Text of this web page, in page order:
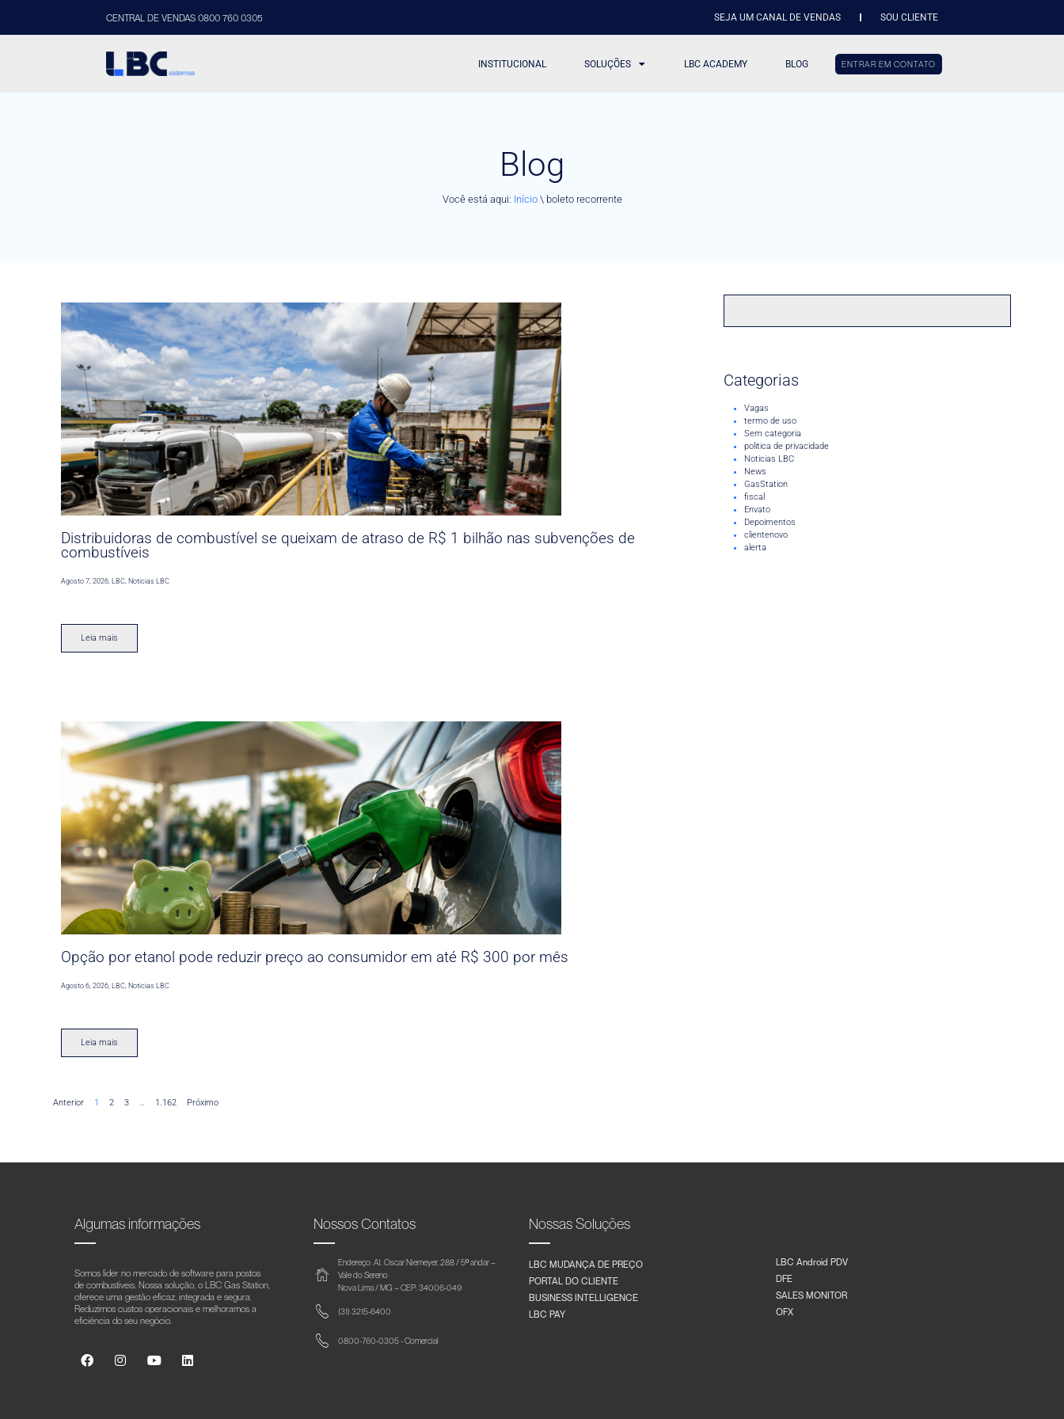
CENTRAL DE VENDAS 0800 760 0305 SEJA UM CANAL DE VENDAS SOU CLIENTE
INSTITUCIONAL SOLUÇÕES LBC ACADEMY BLOG ENTRAR EM CONTATO
Blog
Você está aqui: Início\ boleto recorrente
Distribuidoras de combustível se queixam de atraso de R$ 1 bilhão nas subvenções de
combustíveis
Agosto 7, 2026,LBC,Noticias LBC
Leia mais
Opção por etanol pode reduzir preço ao consumidor em até R$ 300 por mês
Agosto 6, 2026 ,LBC Noticias LBC
Leia mais
Anterior 1 2 3 … 1.162 Próximo
Categorias
Vagas
termo de uso
Sem categoria
politica de privacidade
Noticias LBC
News
GasStation
fiscal
Envato
Depoimentos
clientenovo
alerta
Algumas informações
Somos líder no mercado de software para postos
de combustíveis. Nossa solução, o LBC Gas Station,
oferece uma gestão eficaz, integrada e segura.
Reduzimos custos operacionais e melhoramos a
eficiência do seu negócio.
Nossos Contatos
Endereço: Al. Oscar Niemeyer, 288 / 5º andar –
Vale do Sereno
Nova Lima / MG – CEP: 34006-049
(31) 3215-6400
0800-760-0305 - Comercial
Nossas Soluções
LBC MUDANÇA DE PREÇO
PORTAL DO CLIENTE
BUSINESS INTELLIGENCE
LBC PAY
LBC Android PDV
DFE
SALES MONITOR
OFX